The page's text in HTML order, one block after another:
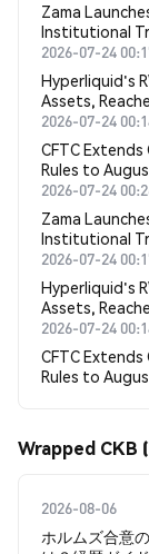
Zama
Institutional
2026-07-24
Hyperliquid's
Assets,
2026-07-24
CFTC
Rules to
2026-07-24
Zama
Institutional
2026-07-24
Hyperliquid's
Assets,
2026-07-24
CFTC
Rules to
Wrapped CKB
2026-08-06
ホルムズ合意